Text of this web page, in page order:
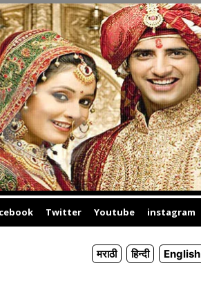
Twitter Youtube instagram
मराठी हिन्दी English